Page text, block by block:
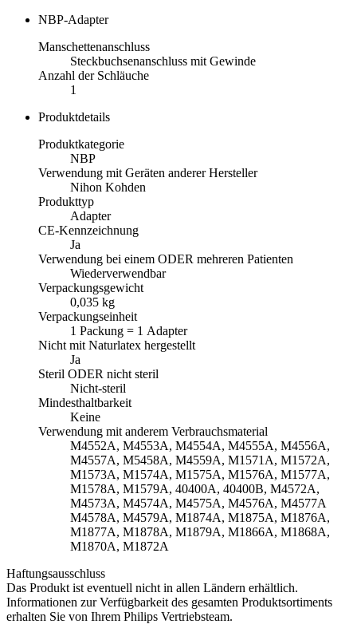
NBP-Adapter
Manschettenanschluss
Steckbuchsenanschluss mit Gewinde
Anzahl der Schläuche
1
Produktdetails
Produktkategorie
NBP
Verwendung mit Geräten anderer Hersteller
Nihon Kohden
Produkttyp
Adapter
CE-Kennzeichnung
Ja
Verwendung bei einem ODER mehreren Patienten
Wiederverwendbar
Verpackungsgewicht
0,035 kg
Verpackungseinheit
1 Packung = 1 Adapter
Nicht mit Naturlatex hergestellt
Ja
Steril ODER nicht steril
Nicht-steril
Mindesthaltbarkeit
Keine
Verwendung mit anderem Verbrauchsmaterial
M4552A, M4553A, M4554A, M4555A, M4556A,
M4557A, M5458A, M4559A, M1571A, M1572A,
M1573A, M1574A, M1575A, M1576A, M1577A,
M1578A, M1579A, 40400A, 40400B, M4572A,
M4573A, M4574A, M4575A, M4576A, M4577A
M4578A, M4579A, M1874A, M1875A, M1876A,
M1877A, M1878A, M1879A, M1866A, M1868A,
M1870A, M1872A
Haftungsausschluss
Das Produkt ist eventuell nicht in allen Ländern erhältlich.
Informationen zur Verfügbarkeit des gesamten Produktsortiments
erhalten Sie von Ihrem Philips Vertriebsteam.